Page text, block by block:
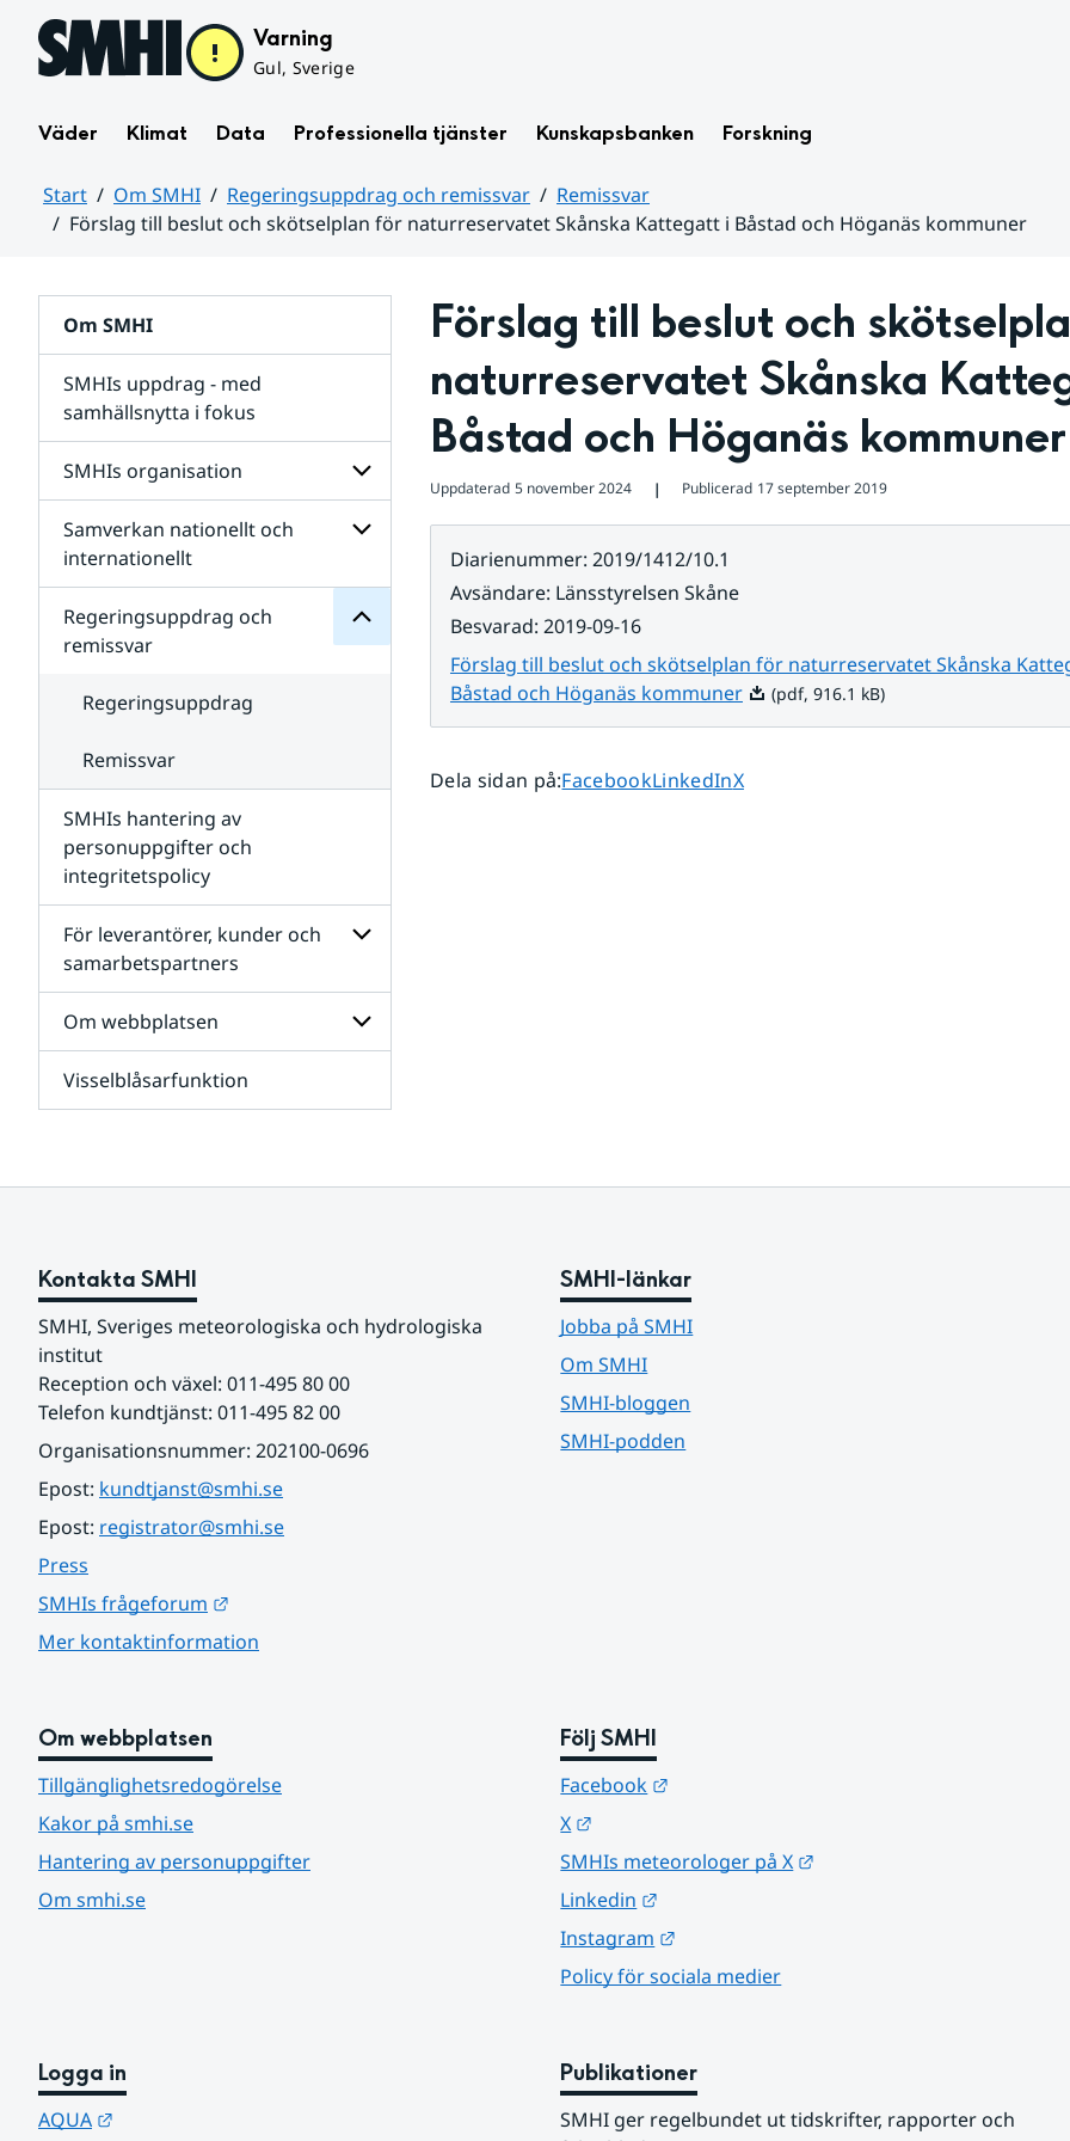
Hoppa till sidans innehåll Varning
Gul, Sverige
Väder Klimat Data Professionella tjänster Kunskapsbanken Forskning
Start Om SMHI Regeringsuppdrag och remissvar
Remissvar
Förslag till beslut och skötselplan för naturreservatet Skånska Kattegatt i Båstad och Höganäs kommuner
Om SMHI
SMHIs uppdrag - med
samhällsnytta i fokus
SMHIs organisation
Undersidor
organisation
Samverkan nationellt och
internationellt
Undersidor
för
internationellt
Regeringsuppdrag och
remissvar
för
Regeringsuppdrag
remissvar
Regeringsuppdrag
Remissvar
SMHIs hantering av
personuppgifter och
integritetspolicy
För leverantörer, kunder och
samarbetspartners
Undersidor
för
och
Om webbplatsen
för
Visselblåsarfunktion
Förslag till beslut och
naturreservatet Skånska
Båstad och Höganäs kommuner
Uppdaterad 5 november 2024 ❘ Publicerad 17 september 2019
Diarienummer: 2019/1412/10.1
Avsändare: Länsstyrelsen Skåne
Besvarad: 2019-09-16
Förslag till beslut och skötselplan för naturreservatet Skånska
Båstad och Höganäs kommunerPdf, 916.1 kB.
(pdf, 916.1 kB)
Dela sidan på:Dela sidan på
FacebookDela sidan på
LinkedInDela sidan på
X
Kontakta SMHI
SMHI, Sveriges meteorologiska och hydrologiska
institut
Reception och växel: 011-495 80 00
Telefon kundtjänst: 011-495 82 00
Organisationsnummer: 202100-0696
Epost: kundtjanst@smhi.se
Epost: registrator@smhi.se
Press
SMHIs frågeforum
Mer kontaktinformation
SMHI-länkar
Jobba på SMHI
Om SMHI
SMHI-bloggen
SMHI-podden
Om webbplatsen
Tillgänglighetsredogörelse
Kakor på smhi.se
Hantering av personuppgifter
Om smhi.se
Följ SMHI
Facebook
X
SMHIs meteorologer på X
Linkedin
Instagram
Policy för sociala medier
Logga in
AQUA
Publikationer
SMHI ger regelbundet ut tidskrifter, rapporter och